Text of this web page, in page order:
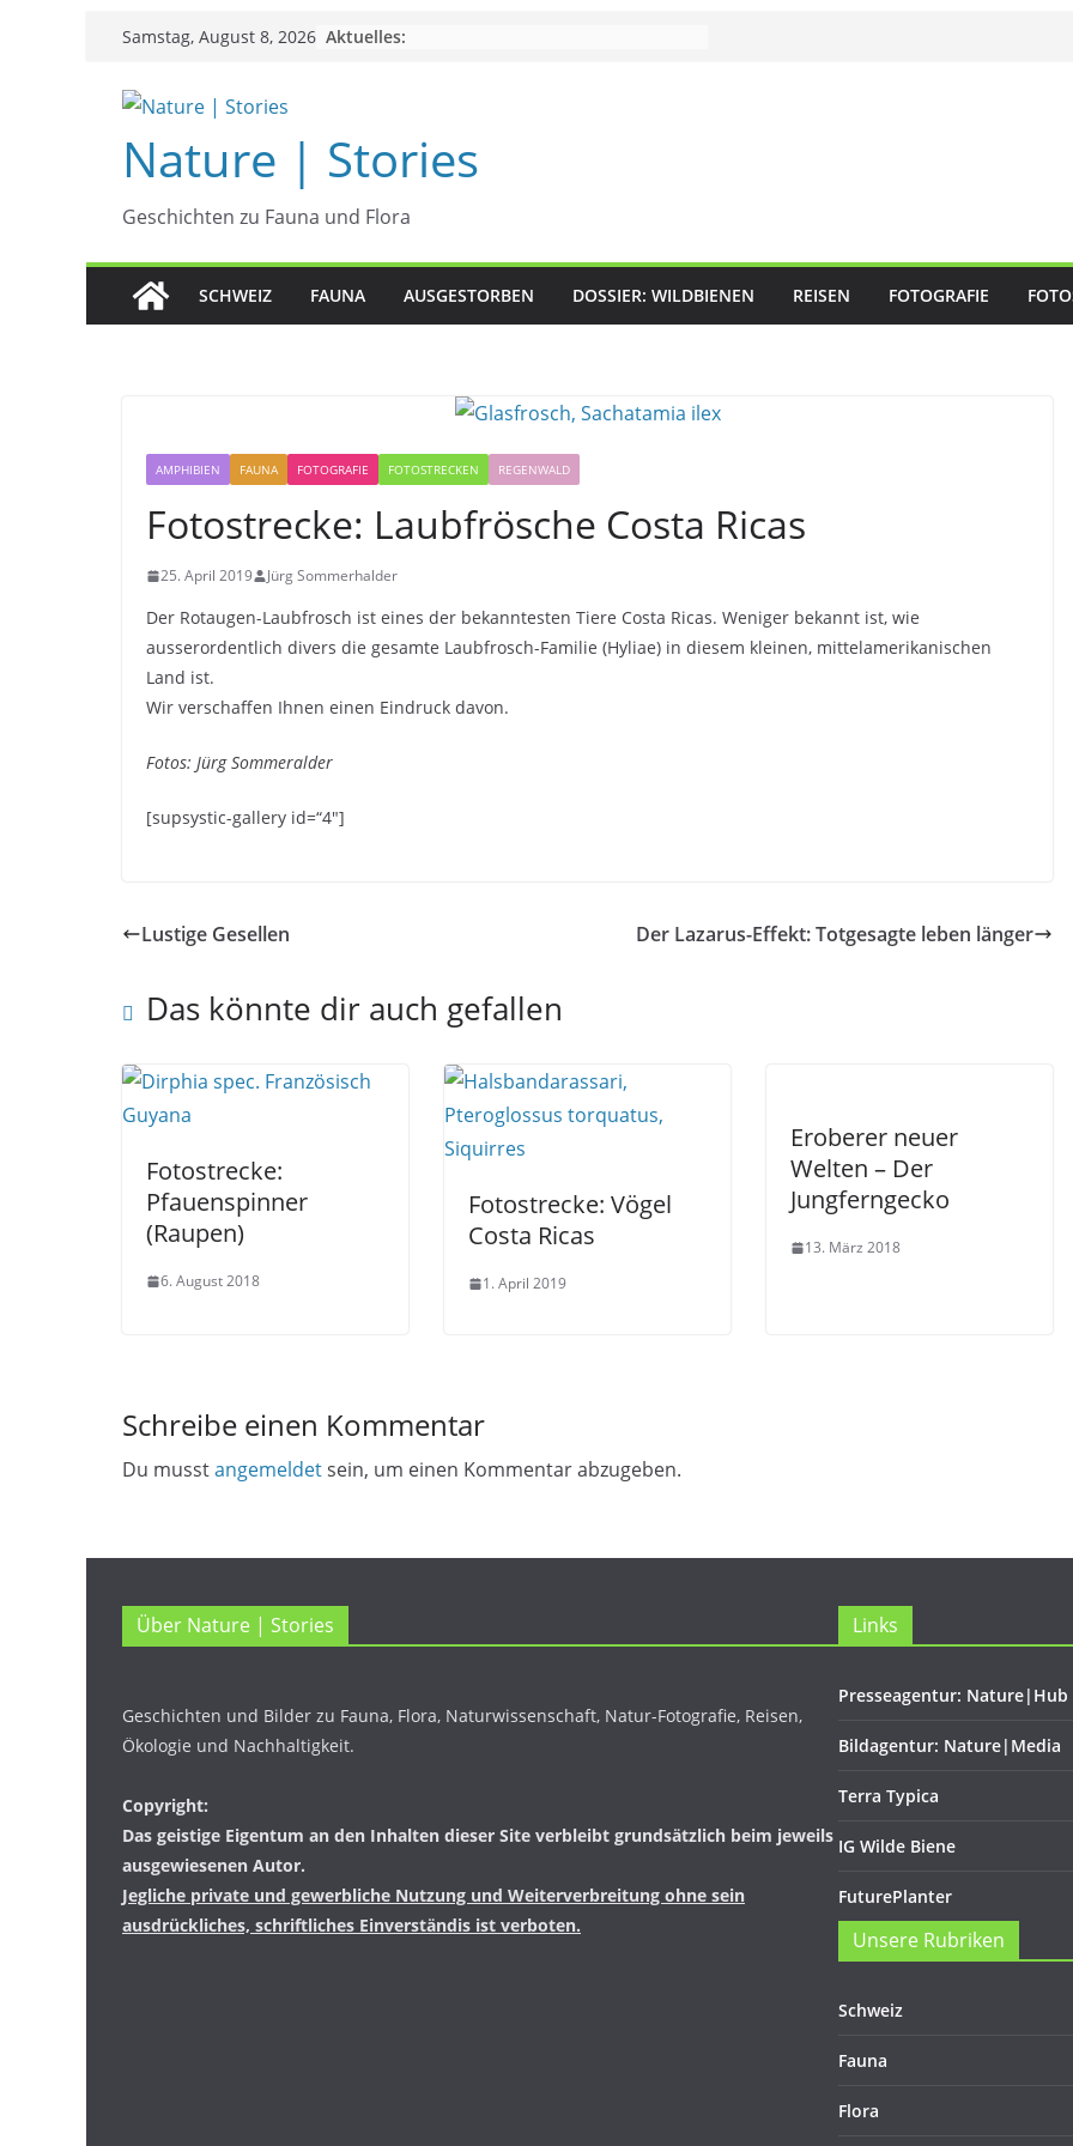
Zum
springen
Samstag, August 8, 2026 Aktuelles:
Nature | Stories
Geschichten zu Fauna und Flora
SCHWEIZ FAUNA AUSGESTORBEN DOSSIER: WILDBIENEN REISEN FOTOGRAFIE
AMPHIBIEN FAUNA FOTOGRAFIE FOTOSTRECKEN REGENWALD
Fotostrecke: Laubfrösche Costa Ricas
25. April 2019 Jürg Sommerhalder
Der Rotaugen-Laubfrosch ist eines der bekanntesten Tiere Costa Ricas. Weniger bekannt ist, wie
ausserordentlich divers die gesamte Laubfrosch-Familie (Hyliae) in diesem kleinen, mittelamerikanischen
Land ist.
Wir verschaffen Ihnen einen Eindruck davon.
Fotos: Jürg Sommeralder
[supsystic-gallery id=“4″]
Lustige Gesellen Der Lazarus-Effekt: Totgesagte leben länger
Das könnte dir auch gefallen
Fotostrecke:
Pfauenspinner
(Raupen)
6. August 2018
Fotostrecke: Vögel
Costa Ricas
1. April 2019
Eroberer neuer
Welten – Der
Jungferngecko
13. März 2018
Schreibe einen Kommentar
Du musstangemeldetsein, um einen Kommentar abzugeben.
Über Nature | Stories
Geschichten und Bilder zu Fauna, Flora, Naturwissenschaft, Natur-Fotografie, Reisen,
Ökologie und Nachhaltigkeit.
Copyright:
Das geistige Eigentum an den Inhalten dieser Site verbleibt grundsätzlich beim jeweils
ausgewiesenen Autor.
Jegliche private und gewerbliche Nutzung und Weiterverbreitung ohne sein
ausdrückliches, schriftliches Einverständis ist verboten.
Links
Presseagentur: Nature|Hub
Bildagentur: Nature|Media
Terra Typica
IG Wilde Biene
FuturePlanter
Unsere Rubriken
Schweiz
Fauna
Flora